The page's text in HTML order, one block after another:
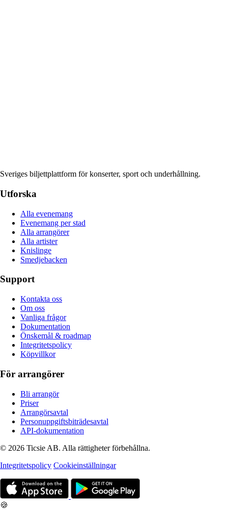
Sveriges biljettplattform för konserter, sport och underhållning.
Utforska
Alla evenemang
Evenemang per stad
Alla arrangörer
Alla artister
Knislinge
Smedjebacken
Support
Kontakta oss
Om oss
Vanliga frågor
Dokumentation
Önskemål & roadmap
Integritetspolicy
Köpvillkor
För arrangörer
Bli arrangör
Priser
Arrangörsavtal
Personuppgiftsbiträdesavtal
API-dokumentation
© 2026 Ticsie AB. Alla rättigheter förbehållna.
Integritetspolicy Cookieinställningar
🍪